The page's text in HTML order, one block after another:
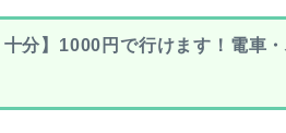
分】1000円で行けます！電車